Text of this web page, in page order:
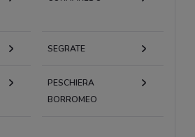
SEGRATE
PESCHIERA
BORROMEO